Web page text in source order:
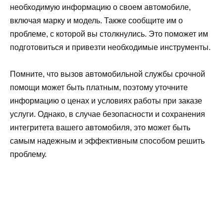
необходимую информацию о своем автомобиле,
включая марку и модель. Также сообщите им о
проблеме, с которой вы столкнулись. Это поможет им
подготовиться и привезти необходимые инструменты.
Помните, что вызов автомобильной службы срочной
помощи может быть платным, поэтому уточните
информацию о ценах и условиях работы при заказе
услуги. Однако, в случае безопасности и сохранения
интегритета вашего автомобиля, это может быть
самым надежным и эффективным способом решить
проблему.